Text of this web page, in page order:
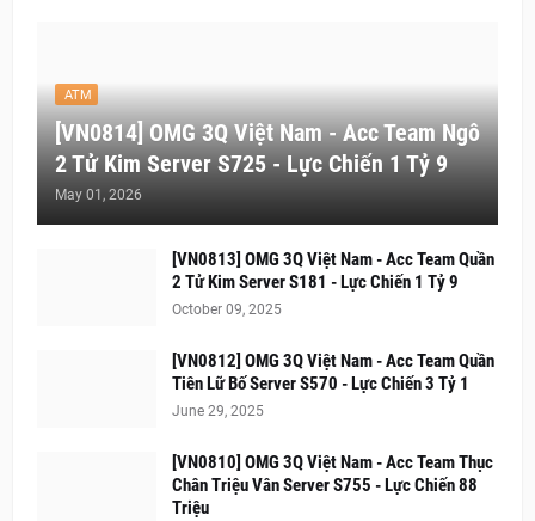
ATM
[VN0814] OMG 3Q Việt Nam - Acc Team Ngô
2 Tử Kim Server S725 - Lực Chiến 1 Tỷ 9
May 01, 2026
[VN0813] OMG 3Q Việt Nam - Acc Team Quần
2 Tử Kim Server S181 - Lực Chiến 1 Tỷ 9
October 09, 2025
[VN0812] OMG 3Q Việt Nam - Acc Team Quần
Tiên Lữ Bố Server S570 - Lực Chiến 3 Tỷ 1
June 29, 2025
[VN0810] OMG 3Q Việt Nam - Acc Team Thục
Chân Triệu Vân Server S755 - Lực Chiến 88
Triệu